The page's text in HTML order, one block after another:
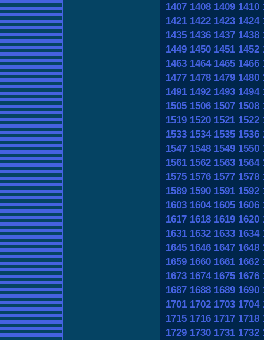
1407 1408 1409 1410
1421 1422 1423 1424
1435 1436 1437 1438
1449 1450 1451 1452
1463 1464 1465 1466
1477 1478 1479 1480
1491 1492 1493 1494
1505 1506 1507 1508
1519 1520 1521 1522
1533 1534 1535 1536
1547 1548 1549 1550
1561 1562 1563 1564
1575 1576 1577 1578
1589 1590 1591 1592
1603 1604 1605 1606
1617 1618 1619 1620
1631 1632 1633 1634
1645 1646 1647 1648
1659 1660 1661 1662
1673 1674 1675 1676
1687 1688 1689 1690
1701 1702 1703 1704
1715 1716 1717 1718
1729 1730 1731 1732